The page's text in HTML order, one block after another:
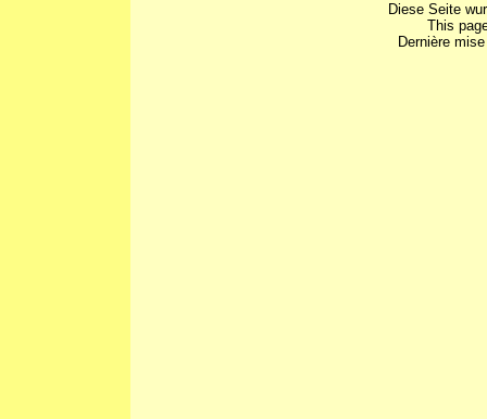
Diese Seite
This
Dernière